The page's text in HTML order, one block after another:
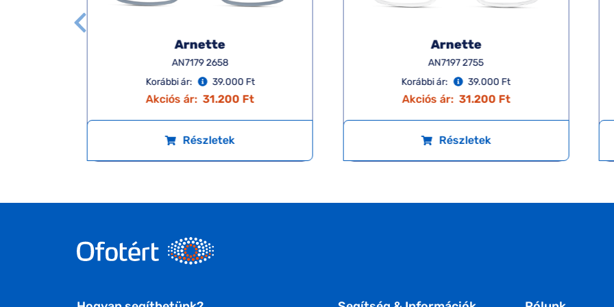
Arnette
AN7179 2658
Korábbi ár:
39.000 Ft
Akciós ár: 31.200 Ft
Részletek
Arnette
AN7197 2755
Korábbi ár:
39.000 Ft
Akciós ár: 31.200 Ft
Részletek